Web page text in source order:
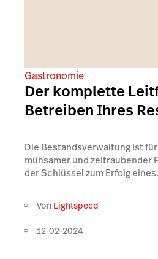
Gastronomie
Der komplette
Betreiben Ihres
Die Bestandsverwaltung ist
mühsamer und zeitraubender
der Schlüssel zum Erfolg
Von Lightspeed
12-02-2024